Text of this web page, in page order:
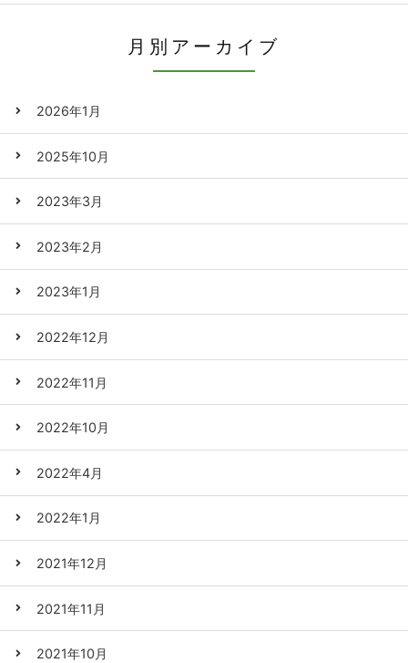
月別アーカイブ
2026年1月
2025年10月
2023年3月
2023年2月
2023年1月
2022年12月
2022年11月
2022年10月
2022年4月
2022年1月
2021年12月
2021年11月
2021年10月